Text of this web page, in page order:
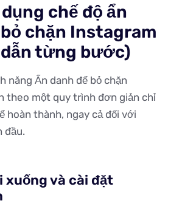
chế độ ẩn
chặn Instagram
từng bước)
năng Ẩn danh để bỏ chặn
theo một quy trình đơn giản chỉ
hoàn thành, ngay cả đối với
đầu.
xuống và cài đặt